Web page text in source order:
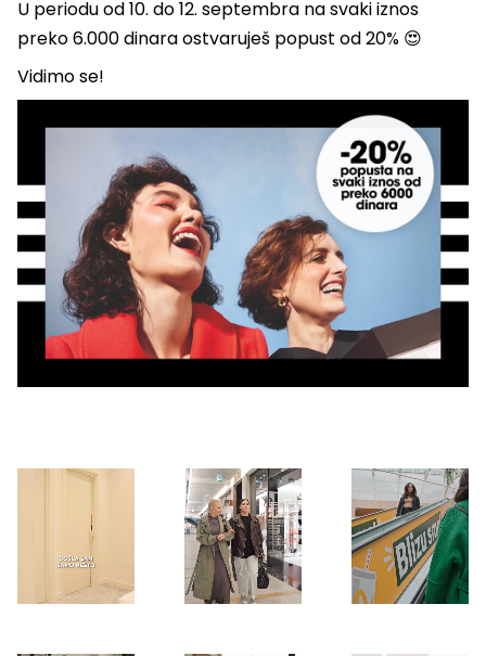
U periodu od 10. do 12. septembra na svaki iznos
preko 6.000 dinara ostvaruješ popust od 20% 😍
Vidimo se!